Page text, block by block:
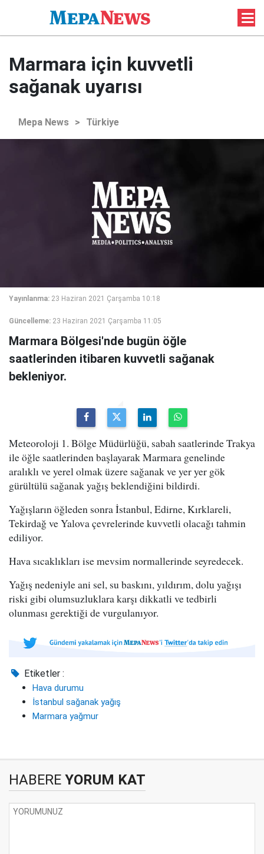
Marmara için kuvvetli
sağanak uyarısı
Mepa News > Türkiye
Yayınlanma: 23 Haziran 2021 Çarşamba 10:18
Güncelleme: 23 Haziran 2021 Çarşamba 11:05
Marmara Bölgesi'nde bugün öğle
saatlerinden itibaren kuvvetli sağanak
bekleniyor.
Meteoroloji 1. Bölge Müdürlüğü, sabah saatlerinde Trakya
ile öğle saatlerinden başlayarak Marmara genelinde
aralıklı ve yerel olmak üzere sağanak ve yer yer gök
gürültülü sağanak yağış beklendiğini bildirdi.
Yağışların öğleden sonra İstanbul, Edirne, Kırklareli,
Tekirdağ ve Yalova çevrelerinde kuvvetli olacağı tahmin
ediliyor.
Hava sıcaklıkları ise mevsim normallerinde seyredecek.
Yağış nedeniyle ani sel, su baskını, yıldırım, dolu yağışı
riski gibi olumsuzluklara karşı dikkatli ve tedbirli
olunması gerektiği de vurgulanıyor.
Etiketler :
Hava durumu
İstanbul sağanak yağış
Marmara yağmur
HABERE YORUM KAT